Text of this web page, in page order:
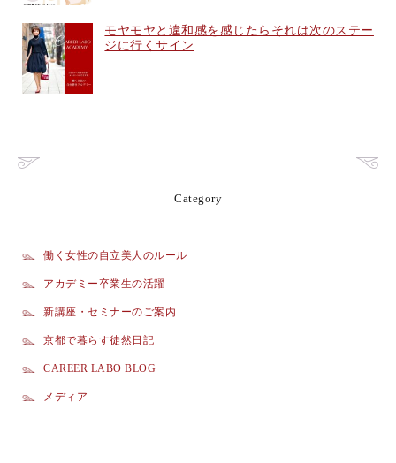
モヤモヤと違和感を感じたらそれは次のステー
ジに行くサイン
Category
働く女性の自立美人のルール
アカデミー卒業生の活躍
新講座・セミナーのご案内
京都で暮らす徒然日記
CAREER LABO BLOG
メディア